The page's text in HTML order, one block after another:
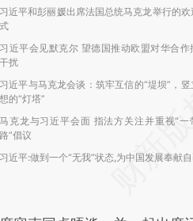
习近平和彭丽媛出席法国总统马克龙举行的欢
式
习近平会见默克尔 望德国推动欧盟对华合作
干扰
习近平与马克龙会谈：筑牢互信的“堤坝”，竖
想的“灯塔”
马克龙与习近平会面 指法方关注并重视“一
路”倡议
习近平:做到一个“无我”状态,为中国发展奉献